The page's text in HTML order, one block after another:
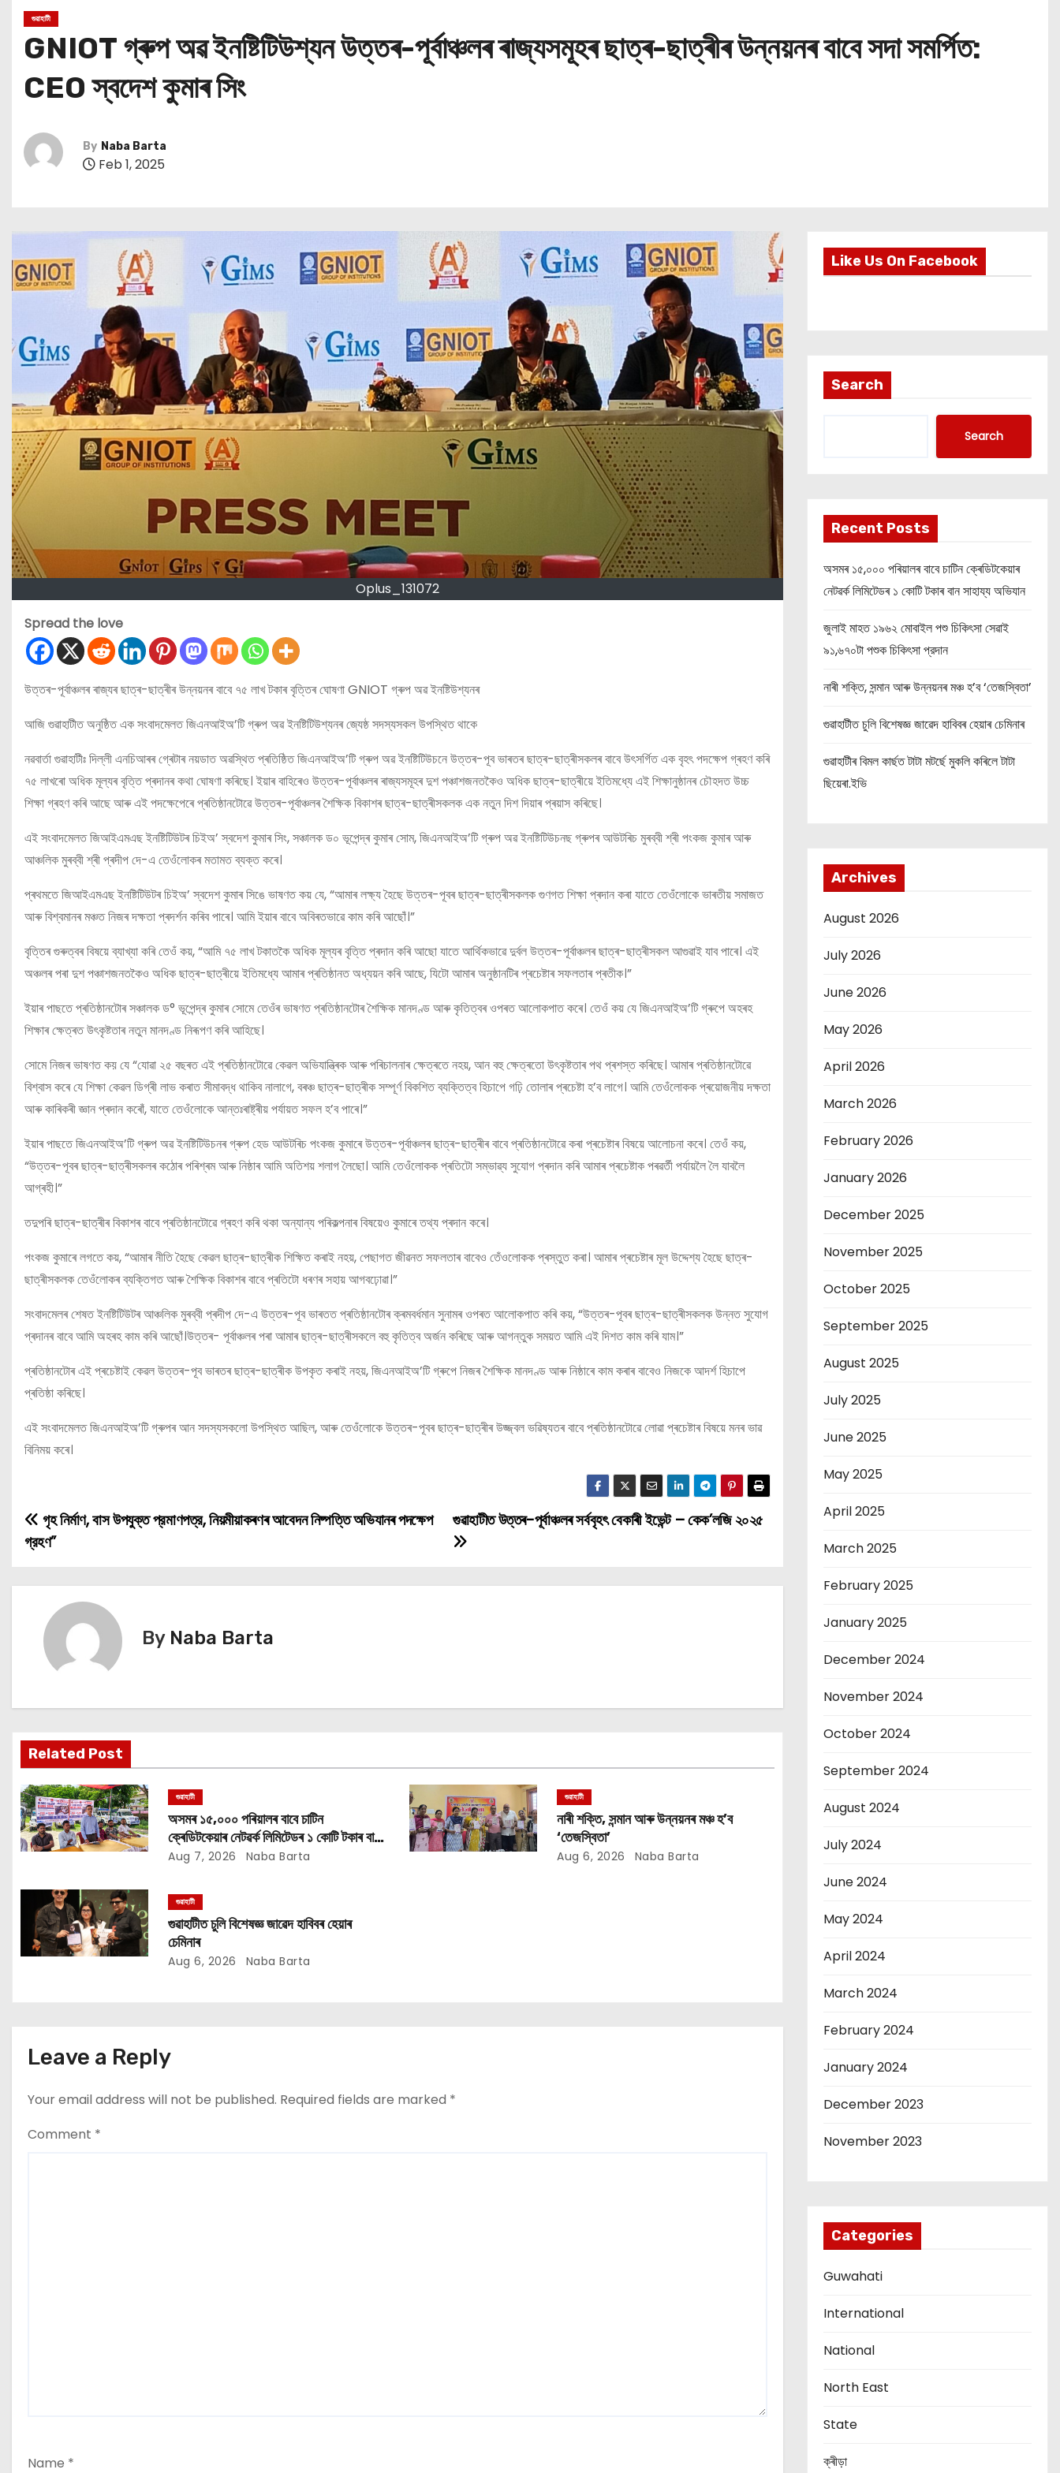
গুৱাহাটী
GNIOT গ্ৰুপ অৱ ইনষ্টিটিউশ্যন উত্তৰ-পূৰ্বাঞ্চলৰ ৰাজ্যসমূহৰ ছাত্ৰ-ছাত্ৰীৰ উন্নয়নৰ বাবে সদা সমৰ্পিত:
CEO স্বদেশ কুমাৰ সিং
By Naba Barta
Feb 1, 2025
Oplus_131072
Spread the love
উত্তৰ-পূৰ্বাঞ্চলৰ ৰাজ্যৰ ছাত্ৰ-ছাত্ৰীৰ উন্নয়নৰ বাবে ৭৫ লাখ টকাৰ বৃত্তিৰ ঘোষণা GNIOT গ্ৰুপ অৱ ইনষ্টিউশ্যনৰ
আজি গুৱাহাটীত অনুষ্ঠিত এক সংবাদমেলত জিএনআইঅ’টি গ্ৰুপ অৱ ইনষ্টিটিউশ্যনৰ জ্যেষ্ঠ সদস্যসকল উপস্থিত থাকে
নৱবার্তা গুৱাহাটীঃ দিল্লী এনচিআৰৰ গ্ৰেটাৰ নয়ডাত অৱস্থিত প্ৰতিষ্ঠিত জিএনআইঅ’টি গ্ৰুপ অৱ ইনষ্টিটিউচনে উত্তৰ-পূব ভাৰতৰ ছাত্ৰ-ছাত্ৰীসকলৰ বাবে উৎসৰ্গিত এক বৃহৎ পদক্ষেপ গ্ৰহণ কৰি
৭৫ লাখৰো অধিক মূল্যৰ বৃত্তি প্ৰদানৰ কথা ঘোষণা কৰিছে। ইয়াৰ বাহিৰেও উত্তৰ-পূৰ্বাঞ্চলৰ ৰাজ্যসমূহৰ দুশ পঞ্চাশজনতকৈও অধিক ছাত্ৰ-ছাত্ৰীয়ে ইতিমধ্যে এই শিক্ষানুষ্ঠানৰ চৌহদত উচ্চ
শিক্ষা গ্ৰহণ কৰি আছে আৰু এই পদক্ষেপেৰে প্ৰতিষ্ঠানটোৱে উত্তৰ-পূৰ্বাঞ্চলৰ শৈক্ষিক বিকাশৰ ছাত্ৰ-ছাত্ৰীসকলক এক নতুন দিশ দিয়াৰ প্ৰয়াস কৰিছে।
এই সংবাদমেলত জিআইএমএছ ইনষ্টিটিউটৰ চিইঅ’ স্বদেশ কুমাৰ সিং, সঞ্চালক ড০ ভূপেন্দ্ৰ কুমাৰ সোম, জিএনআইঅ’টি গ্ৰুপ অৱ ইনষ্টিটিউচনছ গ্ৰুপৰ আউটৰিচ মুৰব্বী শ্ৰী পংকজ কুমাৰ আৰু
আঞ্চলিক মুৰব্বী শ্ৰী প্ৰদীপ দে-এ তেওঁলোকৰ মতামত ব্যক্ত কৰে।
প্ৰথমতে জিআইএমএছ ইনষ্টিটিউটৰ চিইঅ’ স্বদেশ কুমাৰ সিঙে ভাষণত কয় যে, “আমাৰ লক্ষ্য হৈছে উত্তৰ-পূবৰ ছাত্ৰ-ছাত্ৰীসকলক গুণগত শিক্ষা প্ৰদান কৰা যাতে তেওঁলোকে ভাৰতীয় সমাজত
আৰু বিশ্বমানৰ মঞ্চত নিজৰ দক্ষতা প্ৰদৰ্শন কৰিব পাৰে। আমি ইয়াৰ বাবে অবিৰতভাৱে কাম কৰি আছোঁ।”
বৃত্তিৰ গুৰুত্বৰ বিষয়ে ব্যাখ্যা কৰি তেওঁ কয়, “আমি ৭৫ লাখ টকাতকৈ অধিক মূল্যৰ বৃত্তি প্ৰদান কৰি আছো যাতে আৰ্থিকভাৱে দুৰ্বল উত্তৰ-পূৰ্বাঞ্চলৰ ছাত্ৰ-ছাত্ৰীসকল আগুৱাই যাব পাৰে। এই
অঞ্চলৰ পৰা দুশ পঞ্চাশজনতকৈও অধিক ছাত্ৰ-ছাত্ৰীয়ে ইতিমধ্যে আমাৰ প্ৰতিষ্ঠানত অধ্যয়ন কৰি আছে, যিটো আমাৰ অনুষ্ঠানটিৰ প্ৰচেষ্টাৰ সফলতাৰ প্ৰতীক।”
ইয়াৰ পাছতে প্ৰতিষ্ঠানটোৰ সঞ্চালক ড° ভূপেন্দ্ৰ কুমাৰ সোমে তেওঁৰ ভাষণত প্ৰতিষ্ঠানটোৰ শৈক্ষিক মানদণ্ড আৰু কৃতিত্বৰ ওপৰত আলোকপাত কৰে। তেওঁ কয় যে জিএনআইঅ’টি গ্ৰুপে অহৰহ
শিক্ষাৰ ক্ষেত্ৰত উৎকৃষ্টতাৰ নতুন মানদণ্ড নিৰূপণ কৰি আহিছে।
সোমে নিজৰ ভাষণত কয় যে “যোৱা ২৫ বছৰত এই প্ৰতিষ্ঠানটোৱে কেৱল অভিযান্ত্ৰিক আৰু পৰিচালনাৰ ক্ষেত্ৰতে নহয়, আন বহু ক্ষেত্ৰতো উৎকৃষ্টতাৰ পথ প্ৰশস্ত কৰিছে। আমাৰ প্ৰতিষ্ঠানটোৱে
বিশ্বাস কৰে যে শিক্ষা কেৱল ডিগ্ৰী লাভ কৰাত সীমাবদ্ধ থাকিব নালাগে, বৰঞ্চ ছাত্ৰ-ছাত্ৰীক সম্পূৰ্ণ বিকশিত ব্যক্তিত্ব হিচাপে গঢ়ি তোলাৰ প্ৰচেষ্টা হ’ব লাগে। আমি তেওঁলোকক প্ৰয়োজনীয় দক্ষতা
আৰু কাৰিকৰী জ্ঞান প্ৰদান কৰোঁ, যাতে তেওঁলোকে আন্তঃৰাষ্ট্ৰীয় পৰ্যায়ত সফল হ’ব পাৰে।”
ইয়াৰ পাছতে জিএনআইঅ’টি গ্ৰুপ অৱ ইনষ্টিটিউচনৰ গ্ৰুপ হেড আউটৰিচ পংকজ কুমাৰে উত্তৰ-পূৰ্বাঞ্চলৰ ছাত্ৰ-ছাত্ৰীৰ বাবে প্ৰতিষ্ঠানটোৱে কৰা প্ৰচেষ্টাৰ বিষয়ে আলোচনা কৰে। তেওঁ কয়,
“উত্তৰ-পূবৰ ছাত্ৰ-ছাত্ৰীসকলৰ কঠোৰ পৰিশ্ৰম আৰু নিষ্ঠাৰ আমি অতিশয় শলাগ লৈছো। আমি তেওঁলোকক প্ৰতিটো সম্ভাৱ্য সুযোগ প্ৰদান কৰি আমাৰ প্ৰচেষ্টাক পৰৱৰ্তী পৰ্যায়লৈ লৈ যাবলৈ
আগ্ৰহী।”
তদুপৰি ছাত্ৰ-ছাত্ৰীৰ বিকাশৰ বাবে প্ৰতিষ্ঠানটোৱে গ্ৰহণ কৰি থকা অন্যান্য পৰিকল্পনাৰ বিষয়েও কুমাৰে তথ্য প্ৰদান কৰে।
পংকজ কুমাৰে লগতে কয়, “আমাৰ নীতি হৈছে কেৱল ছাত্ৰ-ছাত্ৰীক শিক্ষিত কৰাই নহয়, পেছাগত জীৱনত সফলতাৰ বাবেও তেঁওলোকক প্ৰস্তুত কৰা। আমাৰ প্ৰচেষ্টাৰ মূল উদ্দেশ্য হৈছে ছাত্ৰ-
ছাত্ৰীসকলক তেওঁলোকৰ ব্যক্তিগত আৰু শৈক্ষিক বিকাশৰ বাবে প্ৰতিটো ধৰণৰ সহায় আগবঢ়োৱা।”
সংবাদমেলৰ শেষত ইনষ্টিটিউটৰ আঞ্চলিক মুৰব্বী প্ৰদীপ দে-এ উত্তৰ-পূব ভাৰতত প্ৰতিষ্ঠানটোৰ ক্ৰমবৰ্ধমান সুনামৰ ওপৰত আলোকপাত কৰি কয়, “উত্তৰ-পূবৰ ছাত্ৰ-ছাত্ৰীসকলক উন্নত সুযোগ
প্ৰদানৰ বাবে আমি অহৰহ কাম কৰি আছোঁ।উত্তৰ- পূৰ্বাঞ্চলৰ পৰা আমাৰ ছাত্ৰ-ছাত্ৰীসকলে বহু কৃতিত্ব অৰ্জন কৰিছে আৰু আগন্তুক সময়ত আমি এই দিশত কাম কৰি যাম।”
প্ৰতিষ্ঠানটোৰ এই প্ৰচেষ্টাই কেৱল উত্তৰ-পূব ভাৰতৰ ছাত্ৰ-ছাত্ৰীক উপকৃত কৰাই নহয়, জিএনআইঅ’টি গ্ৰুপে নিজৰ শৈক্ষিক মানদণ্ড আৰু নিষ্ঠাৰে কাম কৰাৰ বাবেও নিজকে আদৰ্শ হিচাপে
প্ৰতিষ্ঠা কৰিছে।
এই সংবাদমেলত জিএনআইঅ’টি গ্ৰুপৰ আন সদস্যসকলো উপস্থিত আছিল, আৰু তেওঁলোকে উত্তৰ-পূবৰ ছাত্ৰ-ছাত্ৰীৰ উজ্জ্বল ভৱিষ্যতৰ বাবে প্ৰতিষ্ঠানটোৱে লোৱা প্ৰচেষ্টাৰ বিষয়ে মনৰ ভাৱ
বিনিময় কৰে।
P
o
s
i
g
a
t
i
o
n
গুৱাহাটীত উত্তৰ-পূৰ্বাঞ্চলৰ সৰ্ববৃহৎ বেকাৰী ইভেন্ট – কেক’লজি ২০২৫
গৃহ নির্মাণ, বাস উপযুক্ত প্রমাণপত্র, নিয়মীয়াকৰণৰ আবেদন নিষ্পত্তি অভিযানৰ পদক্ষেপ
গ্রহণ”
By Naba Barta
Related Post
গুৱাহাটী
অসমৰ ১৫,০০০ পৰিয়ালৰ বাবে চাটিন
ক্ৰেডিটকেয়াৰ নেটৱৰ্ক লিমিটেডৰ ১ কোটি টকাৰ বান
সাহায্য অভিযান
Aug 7, 2026 Naba Barta
গুৱাহাটী
নাৰী শক্তি, সন্মান আৰু উন্নয়নৰ মঞ্চ হ’ব
‘তেজস্বিতা’
Aug 6, 2026 Naba Barta
গুৱাহাটী
গুৱাহাটীত চুলি বিশেষজ্ঞ জাৱেদ হাবিবৰ হেয়াৰ
চেমিনাৰ
Aug 6, 2026 Naba Barta
Leave a Reply
Your email address will not be published. Required fields are marked *
Comment *
Name *
Like Us On Facebook
Search
Search
Recent Posts
অসমৰ ১৫,০০০ পৰিয়ালৰ বাবে চাটিন ক্ৰেডিটকেয়াৰ
নেটৱৰ্ক লিমিটেডৰ ১ কোটি টকাৰ বান সাহায্য অভিযান
জুলাই মাহত ১৯৬২ মোবাইল পশু চিকিৎসা সেৱাই
৯১,৬৭০টা পশুক চিকিৎসা প্রদান
নাৰী শক্তি, সন্মান আৰু উন্নয়নৰ মঞ্চ হ’ব ‘তেজস্বিতা’
গুৱাহাটীত চুলি বিশেষজ্ঞ জাৱেদ হাবিবৰ হেয়াৰ চেমিনাৰ
গুৱাহাটীৰ বিমল কাৰ্ছত টাটা মটৰ্ছে মুকলি কৰিলে টাটা
ছিয়েৰা.ইভি
Archives
August 2026
July 2026
June 2026
May 2026
April 2026
March 2026
February 2026
January 2026
December 2025
November 2025
October 2025
September 2025
August 2025
July 2025
June 2025
May 2025
April 2025
March 2025
February 2025
January 2025
December 2024
November 2024
October 2024
September 2024
August 2024
July 2024
June 2024
May 2024
April 2024
March 2024
February 2024
January 2024
December 2023
November 2023
Categories
Guwahati
International
National
North East
State
ক্ৰীড়া